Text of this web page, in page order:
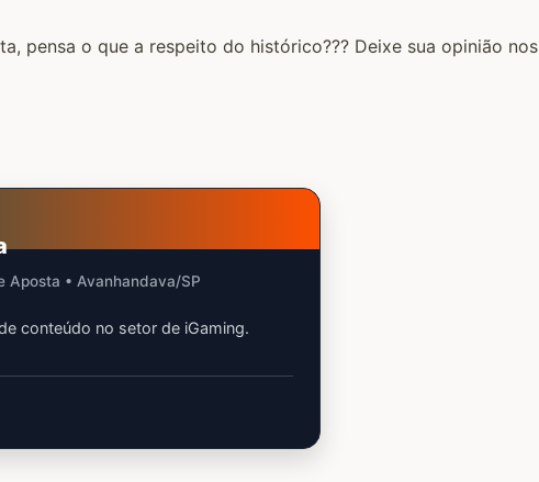
pensa o que a respeito do histórico??? Deixe sua opinião nos
Aposta • Avanhandava/SP
conteúdo no setor de iGaming.